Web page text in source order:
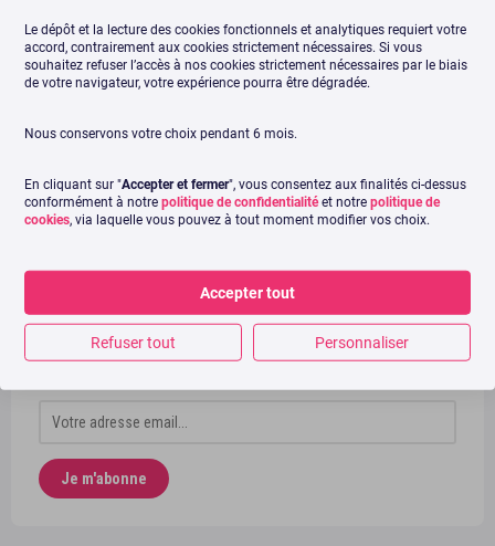
Fonctionnalités Swello Réseaux sociaux
Recevez chaque mois nos meilleurs articles ! En bonus, nous
vous offrons notre livre blanc TikTok !
Le dépôt et la lecture des cookies fonctionnels et analytiques requiert votre
accord, contrairement aux cookies strictement nécessaires. Si vous
souhaitez refuser l’accès à nos cookies strictement nécessaires par le biais
de votre navigateur, votre expérience pourra être dégradée.
Nous conservons votre choix pendant 6 mois.
En cliquant sur "Accepter et fermer", vous consentez aux finalités ci-dessus
conformément à notre politique de confidentialitéet notre politique de
cookies, via laquelle vous pouvez à tout moment modifier vos choix.
Accepter tout
Refuser tout Personnaliser